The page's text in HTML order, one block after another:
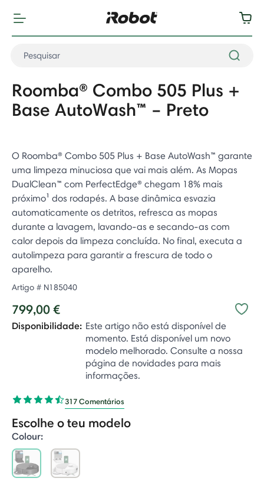
Roomba® Combo 505 Plus +
Base AutoWash™ – Preto
O Roomba® Combo 505 Plus + Base AutoWash™ garante
uma limpeza minuciosa que vai mais além. As Mopas
DualClean™ com PerfectEdge® chegam 18% mais
próximo¹ dos rodapés. A base dinâmica esvazia
automaticamente os detritos, refresca as mopas
durante a lavagem, lavando-as e secando-as com
calor depois da limpeza concluída. No final, executa a
autolimpeza para garantir a frescura de todo o
aparelho.
Artigo # N185040
799,00 €
Disponibilidade: Este artigo não está disponível de
momento. Está disponível um novo
modelo melhorado. Consulte a nossa
página de novidades para mais
informações.
317 Comentários
Escolhe o teu modelo
Colour: